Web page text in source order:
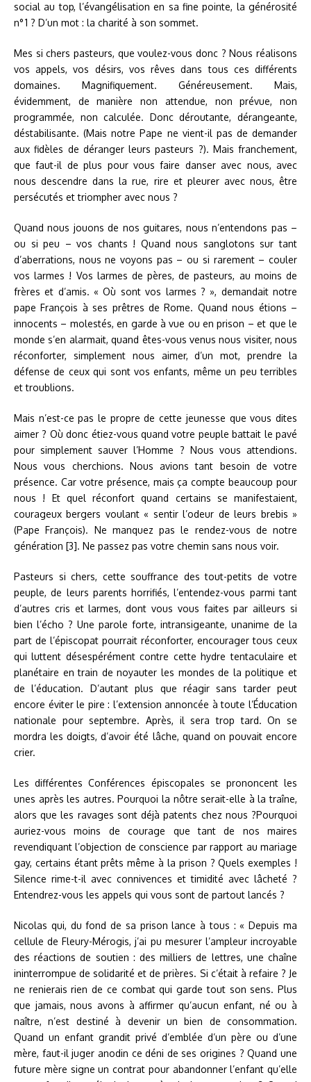
social au top, l’évangélisation en sa fine pointe, la générosité
n° 1 ? D’un mot : la charité à son sommet.
Mes si chers pasteurs, que voulez-vous donc ? Nous réalisons
vos appels, vos désirs, vos rêves dans tous ces différents
domaines. Magnifiquement. Généreusement. Mais,
évidemment, de manière non attendue, non prévue, non
programmée, non calculée. Donc déroutante, dérangeante,
déstabilisante. (Mais notre Pape ne vient-il pas de demander
aux fidèles de déranger leurs pasteurs ?). Mais franchement,
que faut-il de plus pour vous faire danser avec nous, avec
nous descendre dans la rue, rire et pleurer avec nous, être
persécutés et triompher avec nous ?
Quand nous jouons de nos guitares, nous n’entendons pas –
ou si peu – vos chants ! Quand nous sanglotons sur tant
d’aberrations, nous ne voyons pas – ou si rarement – couler
vos larmes ! Vos larmes de pères, de pasteurs, au moins de
frères et d’amis. « Où sont vos larmes ? », demandait notre
pape François à ses prêtres de Rome. Quand nous étions –
innocents – molestés, en garde à vue ou en prison – et que le
monde s’en alarmait, quand êtes-vous venus nous visiter, nous
réconforter, simplement nous aimer, d’un mot, prendre la
défense de ceux qui sont vos enfants, même un peu terribles
et troublions.
Mais n’est-ce pas le propre de cette jeunesse que vous dites
aimer ? Où donc étiez-vous quand votre peuple battait le pavé
pour simplement sauver l’Homme ? Nous vous attendions.
Nous vous cherchions. Nous avions tant besoin de votre
présence. Car votre présence, mais ça compte beaucoup pour
nous ! Et quel réconfort quand certains se manifestaient,
courageux bergers voulant « sentir l’odeur de leurs brebis »
(Pape François). Ne manquez pas le rendez-vous de notre
génération [3]. Ne passez pas votre chemin sans nous voir.
Pasteurs si chers, cette souffrance des tout-petits de votre
peuple, de leurs parents horrifiés, l’entendez-vous parmi tant
d’autres cris et larmes, dont vous vous faites par ailleurs si
bien l’écho ? Une parole forte, intransigeante, unanime de la
part de l’épiscopat pourrait réconforter, encourager tous ceux
qui luttent désespérément contre cette hydre tentaculaire et
planétaire en train de noyauter les mondes de la politique et
de l’éducation. D’autant plus que réagir sans tarder peut
encore éviter le pire : l’extension annoncée à toute l’Éducation
nationale pour septembre. Après, il sera trop tard. On se
mordra les doigts, d’avoir été lâche, quand on pouvait encore
crier.
Les différentes Conférences épiscopales se prononcent les
unes après les autres. Pourquoi la nôtre serait-elle à la traîne,
alors que les ravages sont déjà patents chez nous ?Pourquoi
auriez-vous moins de courage que tant de nos maires
revendiquant l’objection de conscience par rapport au mariage
gay, certains étant prêts même à la prison ? Quels exemples !
Silence rime-t-il avec connivences et timidité avec lâcheté ?
Entendrez-vous les appels qui vous sont de partout lancés ?
Nicolas qui, du fond de sa prison lance à tous : « Depuis ma
cellule de Fleury-Mérogis, j’ai pu mesurer l’ampleur incroyable
des réactions de soutien : des milliers de lettres, une chaîne
ininterrompue de solidarité et de prières. Si c’était à refaire ? Je
ne renierais rien de ce combat qui garde tout son sens. Plus
que jamais, nous avons à affirmer qu’aucun enfant, né ou à
naître, n’est destiné à devenir un bien de consommation.
Quand un enfant grandit privé d’emblée d’un père ou d’une
mère, faut-il juger anodin ce déni de ses origines ? Quand une
future mère signe un contrat pour abandonner l’enfant qu’elle